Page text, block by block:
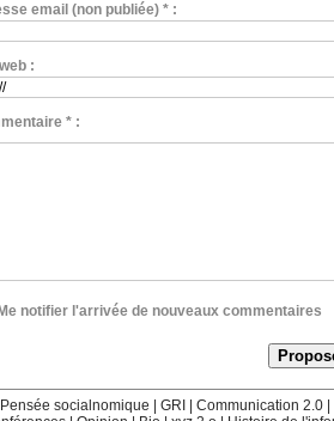
email (non publiée) * :
:
* :
Me notifier l'arrivée de nouveaux commentaires
Pensée socialnomique GRI Communication 2.0